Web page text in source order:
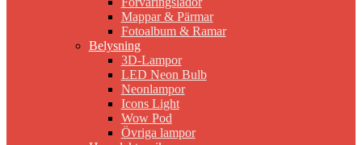
Mappar & Pärmar
Fotoalbum & Ramar
Belysning
3D-Lampor
LED Neon Bulb
Neonlampor
Icons Light
Wow Pod
Övriga lampor